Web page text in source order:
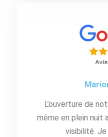
L’ouverture de
même en plein nuit
visibilité.